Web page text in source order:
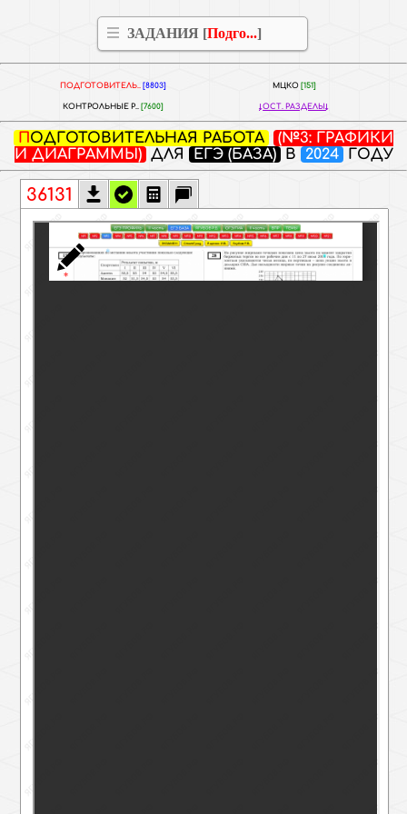
ЗАДАНИЯ [Подго...]
ПОДГОТОВИТЕЛЬ.. [8803] МЦКО [151]
КОНТРОЛЬНЫЕ Р.. [7600] ОСТ. РАЗДЕЛЫ
ПОДГОТОВИТЕЛЬНАЯ РАБОТА
(№3: ГРАФИКИ
И ДИАГРАММЫ) ДЛЯ ЕГЭ (БАЗА) В 2024 ГОДУ
36131